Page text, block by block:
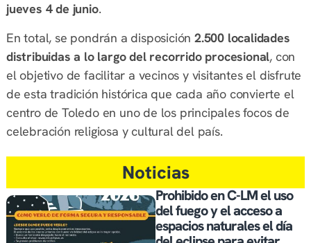
jueves 4 de junio.
En total, se pondrán a disposición 2.500 localidades
distribuidas a lo largo del recorrido procesional, con
el objetivo de facilitar a vecinos y visitantes el disfrute
de esta tradición histórica que cada año convierte el
centro de Toledo en uno de los principales focos de
celebración religiosa y cultural del país.
Noticias
Prohibido en C-LM el uso
del fuego y el acceso a
espacios naturales el día